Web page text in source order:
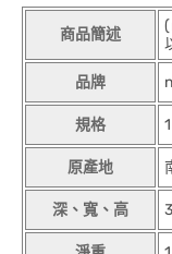
商品簡述
品牌
規格
原產地
深、寬、高